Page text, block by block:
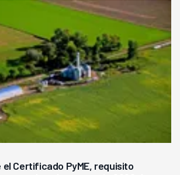
el Certificado PyME, requisito